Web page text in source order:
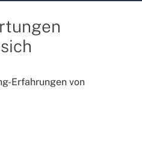
Erfahrungen von